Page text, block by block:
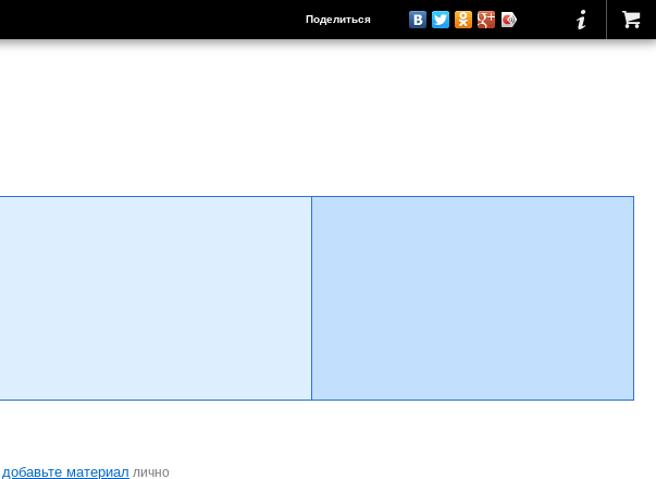
Поделиться
добавьте материал лично